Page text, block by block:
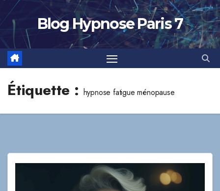
Skip
content
Blog Hypnose Paris 7
Étiquette : hypnose fatigue ménopause